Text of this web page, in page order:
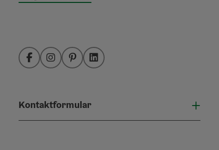
FacebookInstagramPinterestLinkedIn
Kontaktformular